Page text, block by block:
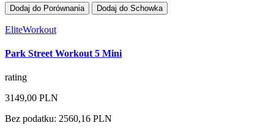
Dodaj do Porównania Dodaj do Schowka
EliteWorkout
Park Street Workout 5 Mini
rating
3149,00 PLN
Bez podatku: 2560,16 PLN